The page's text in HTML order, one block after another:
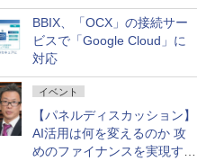
企業・広告代理店などが実装
フェーズへ
BBIX、「OCX」の接続サー
ビスで「Google Cloud」に
対応
イベント
【パネルディスカッション】
AI活用は何を変えるのか 攻
めのファイナンスを実現する